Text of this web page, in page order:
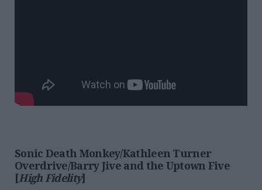
Sonic Death Monkey/Kathleen Turner
Overdrive/Barry Jive and the Uptown Five
[High Fidelity]